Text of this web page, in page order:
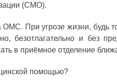
(СМО).
При угрозе жизни, будь
безотлагательно и без
в приёмное отделение
помощью?